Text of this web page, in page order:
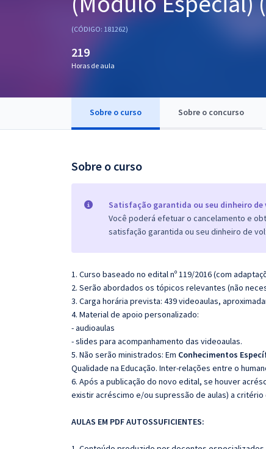
Questões grátis
(CÓDIGO: 181262)
219
Horas de aula
Sobre o curso Sobre o concurso
Sobre o curso
Satisfação garantida ou seu dinheiro de
Você poderá efetuar o cancelamento e
satisfação garantida ou seu dinheiro de
1. Curso baseado no edital nº 119/2016 (com
2. Serão abordados os tópicos relevantes (não
3. Carga horária prevista: 439 videoaulas,
4. Material de apoio personalizado:
- audioaulas
- slides para acompanhamento das videoaulas.
5. Não serão ministrados: Em Conhecimentos
Qualidade na Educação. Inter-relações entre o
6. Após a publicação do novo edital, se houver
existir acréscimo e/ou supressão de aulas) a critério
AULAS EM PDF AUTOSSUFICIENTES: